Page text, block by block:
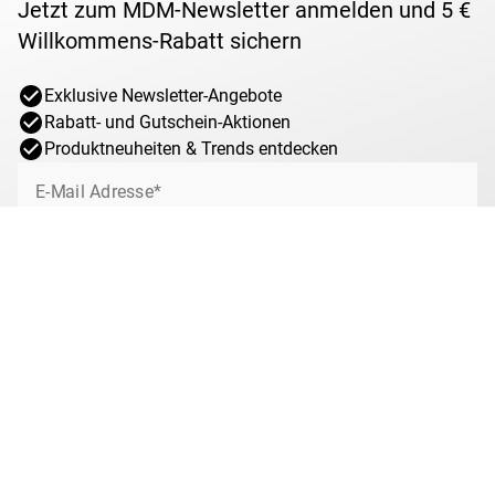
Jetzt zum MDM-Newsletter anmelden und 5 €
Willkommens-Rabatt sichern
Exklusive Newsletter-Angebote
Rabatt- und Gutschein-Aktionen
Produktneuheiten & Trends entdecken
E-Mail Adresse*